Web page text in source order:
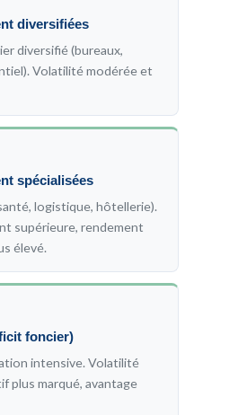
diversifiées
diversifié (bureaux,
Volatilité modérée et
spécialisées
logistique, hôtellerie).
supérieure, rendement
élevé.
foncier)
intensive. Volatilité
plus marqué, avantage